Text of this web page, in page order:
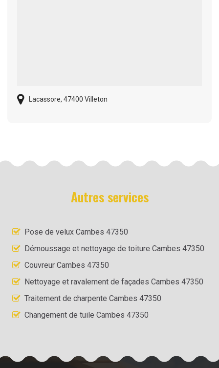
Lacassore, 47400 Villeton
Autres services
Pose de velux Cambes 47350
Démoussage et nettoyage de toiture Cambes 47350
Couvreur Cambes 47350
Nettoyage et ravalement de façades Cambes 47350
Traitement de charpente Cambes 47350
Changement de tuile Cambes 47350